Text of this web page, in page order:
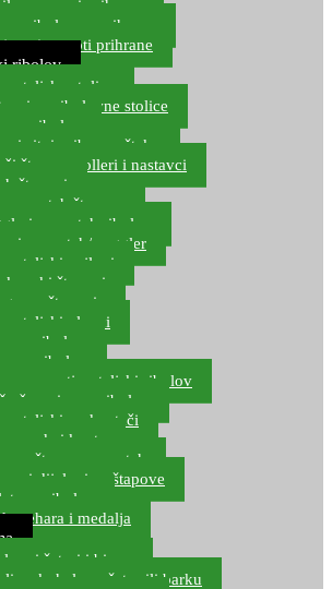
za crve i prihranu
za ribolovnu prihranu
recepti prihrane
ribolov
stolice
za ribolovne stolice
za ribolov
i sitni pribor za šteku
štapova rolleri i nastavci
štapovi
za match štapove
za match ribolov
za match/waggler
najloni
štapovi
štapovi
plovci
za ribolov
za ribolov
za natjecateljski ribolov
čuvarice za ribolov
podmetači
posude i kante
za štapove – match
dijelovi za štapove
za ribolov
pehara i medalja
šatori i bivvy
kuhala za šator ili barku